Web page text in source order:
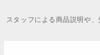
スタッフによる商品説明や